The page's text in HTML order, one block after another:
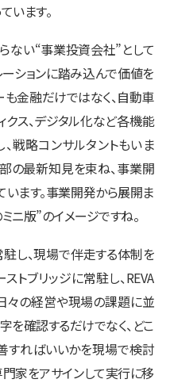
います。
ない“事業投資会社”として
ションに踏み込んで価値を
も金融だけではなく、自動車
クス、デジタル化など各機能
戦略コンサルタントもいま
の最新知見を束ね、事業開
ます。事業開発から展開ま
ニ版”のイメージですね。
し、現場で伴走する体制を
トブリッジに常駐し、REVA
々の経営や現場の課題に並
を確認するだけでなく、どこ
すればいいかを現場で検討
家をアサインして実行に移